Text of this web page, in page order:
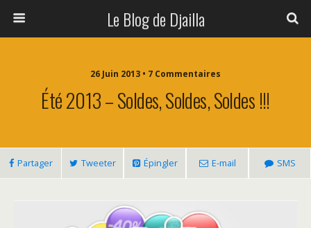
Le Blog de Djailla
26 Juin 2013 • 7 Commentaires
Été 2013 – Soldes, Soldes, Soldes !!!
Partager Tweeter Épingler E-mail SMS